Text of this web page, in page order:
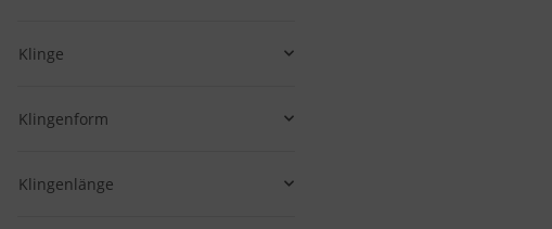
Klinge
Klingenform
Klingenlänge